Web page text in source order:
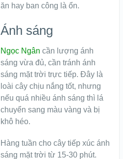
ăn hay ban công là ổn.
Ánh sáng
Ngọc Ngân cần lượng ánh
sáng vừa đủ, cần tránh ánh
sáng mặt trời trực tiếp. Đây là
loài cây chịu nắng tốt, nhưng
nếu quá nhiều ánh sáng thì lá
chuyển sang màu vàng và bị
khô héo.
Hàng tuần cho cây tiếp xúc ánh
sáng mặt trời từ 15-30 phút.